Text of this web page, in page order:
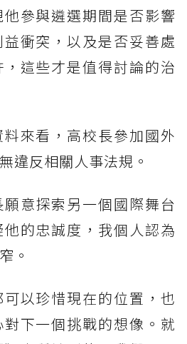
參與遴選期間是否影響
衝突，以及是否妥善處
這些才是值得討論的治
來看，高校長參加國外
違反相關人事法規。
意探索另一個國際舞台
的忠誠度，我個人認為
。
以珍惜現在的位置，也
下一個挑戰的想像。就